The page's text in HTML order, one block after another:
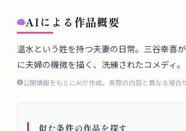
ー
ル
AIによる作品概要
温水という姓を持つ夫妻の日常。三谷幸喜
に夫婦の機微を描く、洗練されたコメディ。
公開情報をもとにAIが作成。実際の内容と異なる場合
似た条件の作品を探す